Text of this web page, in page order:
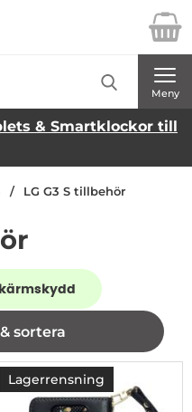
Telecom AB
Meny
& Smartklockor till
LG G3 S tillbehör
sortera
-74%
Lagerrensning